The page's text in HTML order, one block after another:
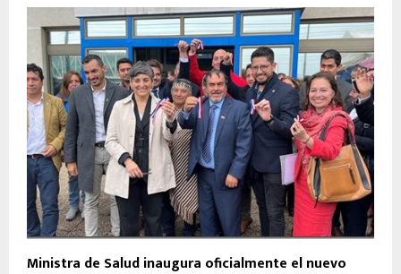
Ministra de Salud inaugura oficialmente el nuevo